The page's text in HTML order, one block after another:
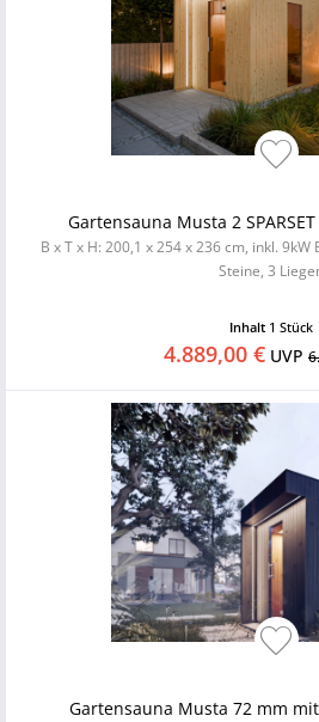
Gartensauna Musta 2
B x T x H: 200,1 x 254 x 236 cm, inkl.
Steine, 3
Inhalt 1 Stück
4.889,00 € UVP
Gartensauna Musta 72 mm